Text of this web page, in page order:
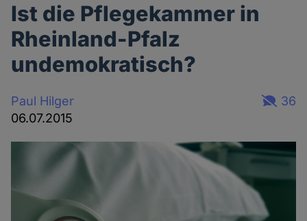
Ist die Pflegekammer in
Rheinland-Pfalz
undemokratisch?
Paul Hilger
06.07.2015
36